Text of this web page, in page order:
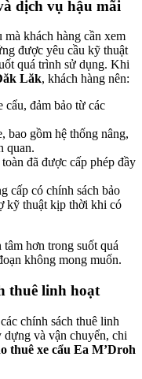
dịch vụ hậu mãi
khách hàng cần xem
được yêu cầu kỹ thuật
quá trình sử dụng. Khi
Lăk, khách hàng nên:
đảm bảo từ các
bao gồm hệ thống nâng,
quan.
đã được cấp phép đầy
cấp có chính sách bảo
kỹ thuật kịp thời khi có
hơn trong suốt quá
không mong muốn.
thuê linh hoạt
chính sách thuê linh
và vận chuyển, chi
thuê xe cẩu Ea M’Droh